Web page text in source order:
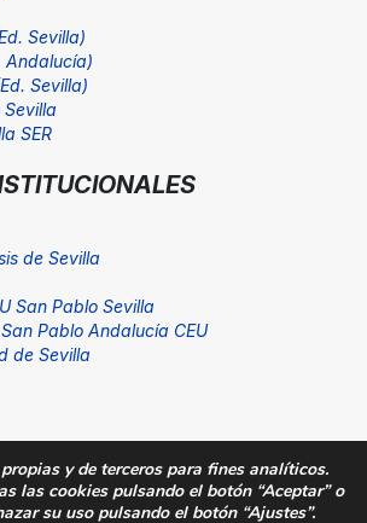
Sevilla)
Andalucía)
Sevilla)
Sevilla
SER
de Sevilla
San Pablo Sevilla
Pablo Andalucía CEU
de Sevilla
Pablo Andalucía CEU. Todos los
y de terceros para fines analíticos.
las cookies pulsando el botón “Aceptar” o
su uso pulsando el botón “Ajustes”.